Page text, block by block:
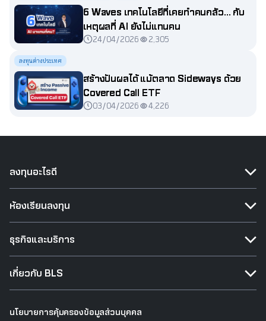
6 Waves เทคโนโลยีที่เคยทำคนกลัว... กับ
เหตุผลที่ AI ยังไม่แทนคน
24/04/2026 2,305
ลงทุนต่างประเทศ
สร้างปันผลได้ แม้ตลาด Sideways ด้วย
Covered Call ETF
03/04/2026 4,226
ลงทุนอะไรดี
ห้องเรียนลงทุน
ธุรกิจและบริการ
เกี่ยวกับ BLS
นโยบายการคุ้มครองข้อมูลส่วนบุคคล